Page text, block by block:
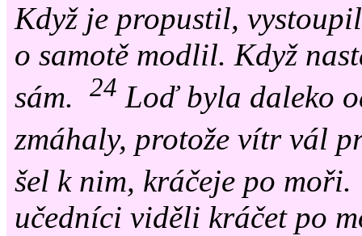
Když je propustil,
o samotě modlil. Když
sám.
24 Loď byla daleko
zmáhaly, protože vítr vál
šel k nim, kráčeje po moři.
učedníci viděli kráčet po